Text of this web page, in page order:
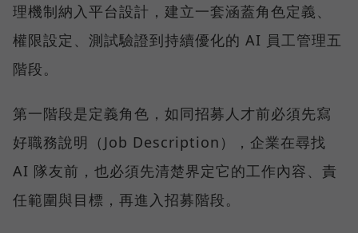
理機制納入平台設計，建立一套涵蓋角色定義、
權限設定、測試驗證到持續優化的 AI 員工管理五
階段。
第一階段是定義角色，如同招募人才前必須先寫
好職務說明（Job Description），企業在尋找
AI 隊友前，也必須先清楚界定它的工作內容、責
任範圍與目標，再進入招募階段。